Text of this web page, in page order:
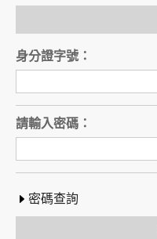
身分證字號：
請輸入密碼：
密碼查詢